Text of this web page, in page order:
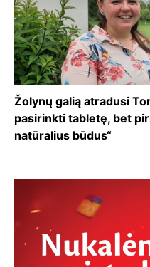
Žolynų galią atradusi
pasirinkti tabletę, bet
natūralius būdus“